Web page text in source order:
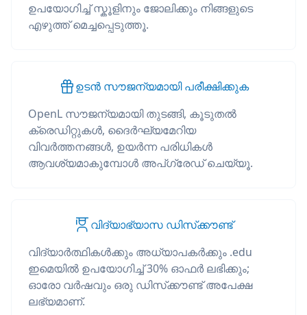
ഉപയോഗിച്ച് സ്കൂളിനും ജോലിക്കും നിങ്ങളുടെ
എഴുത്ത് മെച്ചപ്പെടുത്തൂ.
ഉടൻ സൗജന്യമായി പരീക്ഷിക്കുക
OpenL സൗജന്യമായി തുടങ്ങി, കൂടുതൽ
ക്രെഡിറ്റുകൾ, ദൈർഘ്യമേറിയ
വിവർത്തനങ്ങൾ, ഉയർന്ന പരിധികൾ
ആവശ്യമാകുമ്പോൾ അപ്‌ഗ്രേഡ് ചെയ്യൂ.
വിദ്യാഭ്യാസ ഡിസ്‌ക്കൗണ്ട്
വിദ്യാർത്ഥികൾക്കും അധ്യാപകർക്കും .edu
ഇമെയിൽ ഉപയോഗിച്ച് 30% ഓഫർ ലഭിക്കും;
ഓരോ വർഷവും ഒരു ഡിസ്‌ക്കൗണ്ട് അപേക്ഷ
ലഭ്യമാണ്.